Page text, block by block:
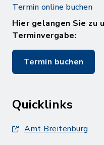
Termin online buchen
Hier gelangen Sie zu
Terminvergabe:
Termin buchen
Quicklinks
Amt Breitenburg